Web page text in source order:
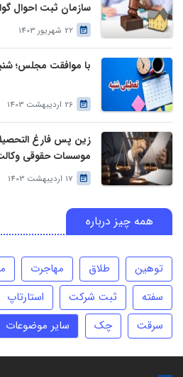
سازمان ثبت احوال
درخواست وراث صادر
22 شهریور 1403
با موافقت مجلس؛
26 اردیبهشت 1403
زین پس فارغ
موسسات حقوقی
17 اردیبهشت 1403
همه چیز درباره
توهین طلاق مهاجرت
سفته
ثبت شرکت استارتاپ
سرقت
چک سایر موضوعات